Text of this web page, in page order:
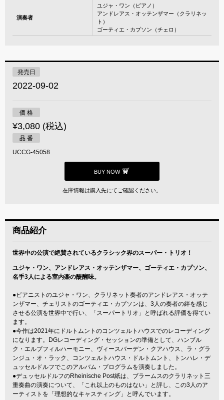
演奏者
ユジャ・ワン（ピアノ）
アンドレアス・オッテンザマー（クラリネッ
ト）
ゴーティエ・カプソン（チェロ）
発売日
2022-09-02
価 格
¥3,080 (税込)
品 番
UCCG-45058
BUY NOW
在庫情報は購入先にてご確認ください。
商品紹介
世界中の公演で絶賛されているクラシック界のスーパー・トリオ！
ユジャ・ワン、アンドレアス・オッテンザマー、ゴーティエ・カプソン、
名手3人による室内楽の醍醐味。
●ピアニストのユジャ・ワン、クラリネット奏者のアンドレアス・オッテ
ンザマー、チェリストのゴーティエ・カプソンは、3人の奏者の絆を感じ
させる公演を世界中で行い、「スーパートリオ」と呼ばれる評価を得てい
ます。
●今作は2021年にドルトムントのコンツェルトハウスでのレコーディング
になります。DGレコーディング・セッションの準備として、ハンブル
ク・エルプフィルハーモニー、ヴィースバーデン・クアハウス、ラ・グラ
ンジュ・オ・ラック、コンツェルトハウス・ドルトムント、トンハレ・デ
ュッセルドルフでこのアルバム・プログラムを演奏しました。
●デュッセルドルフのRheinische Post紙は、ブラームスのクラリネット三
重奏曲の演奏について、「これ以上のものはない」と評し、この3人のア
ーティストを「理想的なキャスティング」と呼んでいます。